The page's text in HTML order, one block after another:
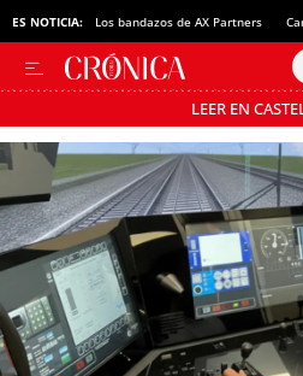
ES NOTICIA: Los bandazos de AX Partners
LEER EN
Pásate al MODO